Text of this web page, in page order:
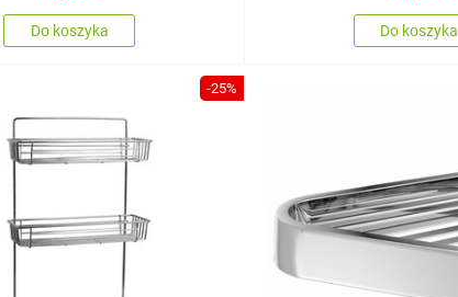
Do koszyka Do koszyka
-25%